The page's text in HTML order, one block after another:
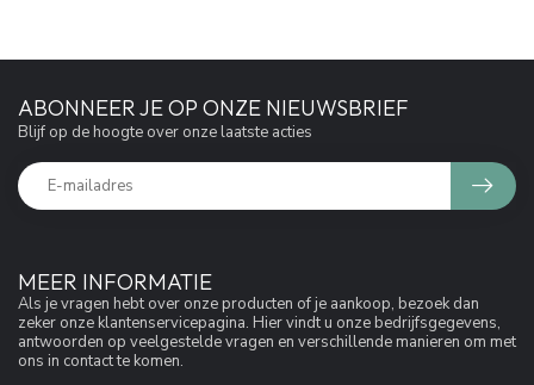
MEER INFORMATIE
Als je vragen hebt over onze producten of je aankoop, bezoek dan
zeker onze klantenservicepagina. Hier vindt u onze bedrijfsgegevens,
antwoorden op veelgestelde vragen en verschillende manieren om met
ons in contact te komen.
ABONNEER JE OP ONZE NIEUWSBRIEF
Blijf op de hoogte over onze laatste acties